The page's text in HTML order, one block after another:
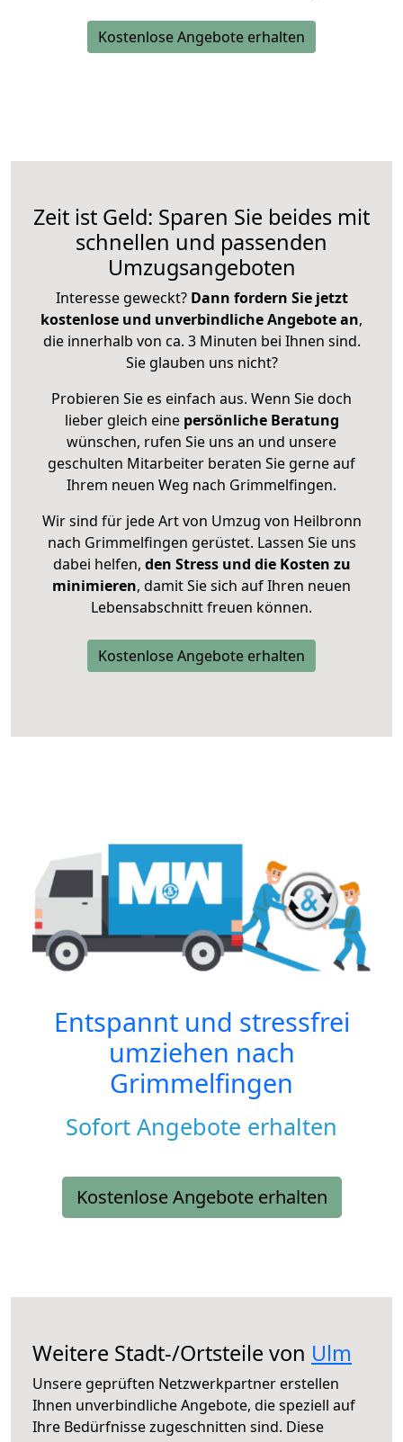
Kostenlose Angebote erhalten
Zeit ist Geld: Sparen Sie beides mit
schnellen und passenden
Umzugsangeboten
Interesse geweckt? Dann fordern Sie jetzt
kostenlose und unverbindliche Angebote an,
die innerhalb von ca. 3 Minuten bei Ihnen sind.
Sie glauben uns nicht?
Probieren Sie es einfach aus. Wenn Sie doch
lieber gleich eine persönliche Beratung
wünschen, rufen Sie uns an und unsere
geschulten Mitarbeiter beraten Sie gerne auf
Ihrem neuen Weg nach Grimmelfingen.
Wir sind für jede Art von Umzug von Heilbronn
nach Grimmelfingen gerüstet. Lassen Sie uns
dabei helfen, den Stress und die Kosten zu
minimieren, damit Sie sich auf Ihren neuen
Lebensabschnitt freuen können.
Kostenlose Angebote erhalten
Entspannt und stressfrei
umziehen nach
Grimmelfingen
Sofort Angebote erhalten
Kostenlose Angebote erhalten
Weitere Stadt-/Ortsteile von Ulm
Unsere geprüften Netzwerkpartner erstellen
Ihnen unverbindliche Angebote, die speziell auf
Ihre Bedürfnisse zugeschnitten sind. Diese